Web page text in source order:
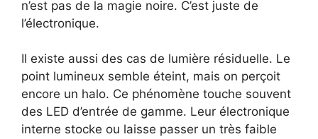
n’est pas de la magie noire. C’est juste de
l’électronique.
Il existe aussi des cas de lumière résiduelle. Le
point lumineux semble éteint, mais on perçoit
encore un halo. Ce phénomène touche souvent
des LED d’entrée de gamme. Leur électronique
interne stocke ou laisse passer un très faible